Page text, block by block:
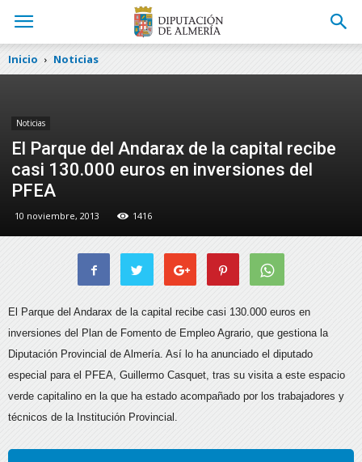
Inicio Noticias
Noticias
El Parque del Andarax de la capital recibe
casi 130.000 euros en inversiones del
PFEA
10 noviembre, 2013 1416
El Parque del Andarax de la capital recibe casi 130.000 euros en
inversiones del Plan de Fomento de Empleo Agrario, que gestiona la
Diputación Provincial de Almería. Así lo ha anunciado el diputado
especial para el PFEA, Guillermo Casquet, tras su visita a este espacio
verde capitalino en la que ha estado acompañado por los trabajadores y
técnicos de la Institución Provincial.